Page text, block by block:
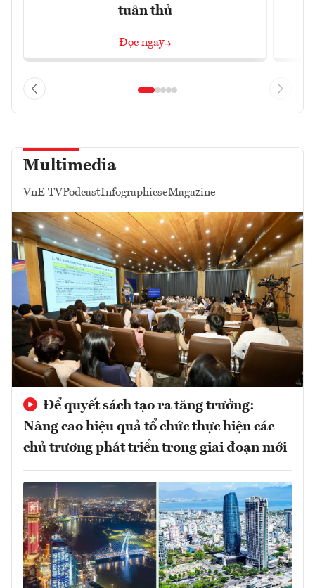
tuân thủ
Đọc ngay
Multimedia
VnE TVPodcastInfographicseMagazine
Để quyết sách tạo ra tăng trưởng:
Nâng cao hiệu quả tổ chức thực hiện các
chủ trương phát triển trong giai đoạn mới